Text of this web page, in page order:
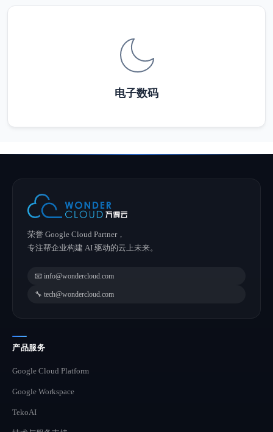
电子数码
荣誉 Google Cloud Partner，
专注帮企业构建 AI 驱动的云上未来。
📧 info@wondercloud.com
🔧 tech@wondercloud.com
产品服务
Google Cloud Platform
Google Workspace
TekoAI